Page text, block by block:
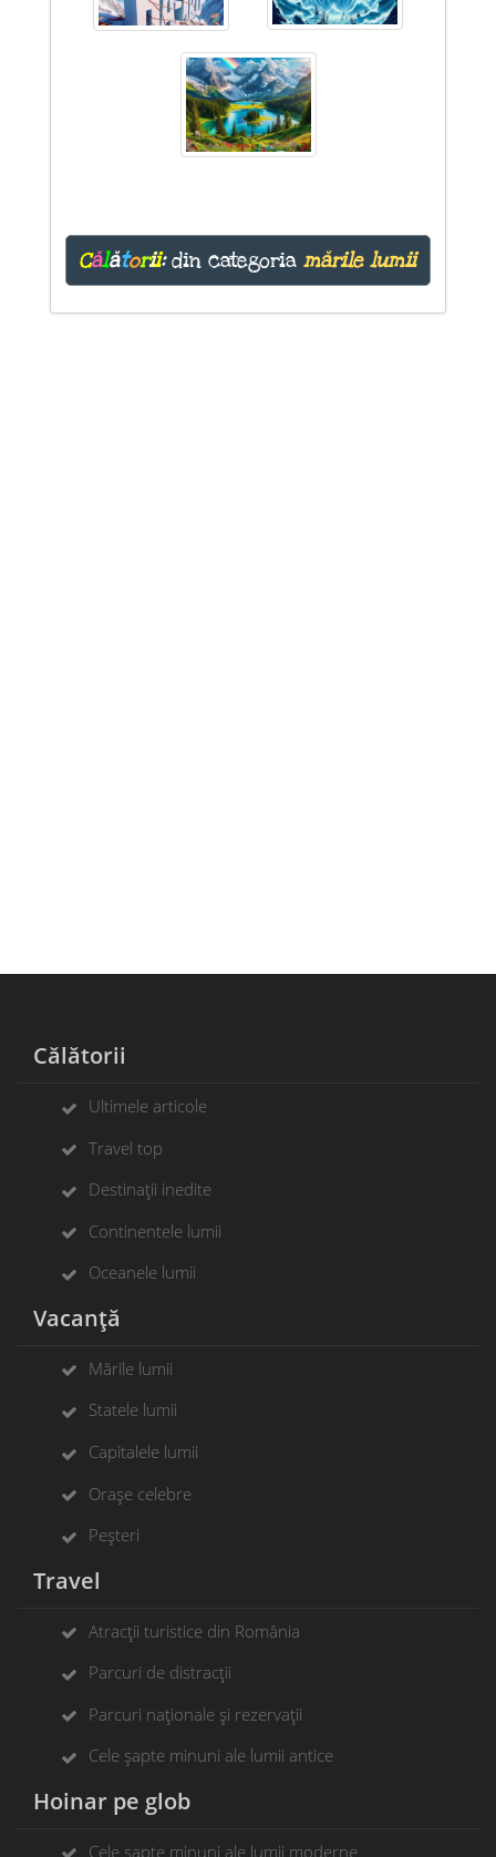
Călătorii:din categoriamările lumii
Călătorii
Ultimele articole
Travel top
Destinații inedite
Continentele lumii
Oceanele lumii
Vacanță
Mările lumii
Statele lumii
Capitalele lumii
Orașe celebre
Peșteri
Travel
Atracții turistice din România
Parcuri de distracții
Parcuri naționale și rezervații
Cele șapte minuni ale lumii antice
Hoinar pe glob
Cele șapte minuni ale lumii moderne